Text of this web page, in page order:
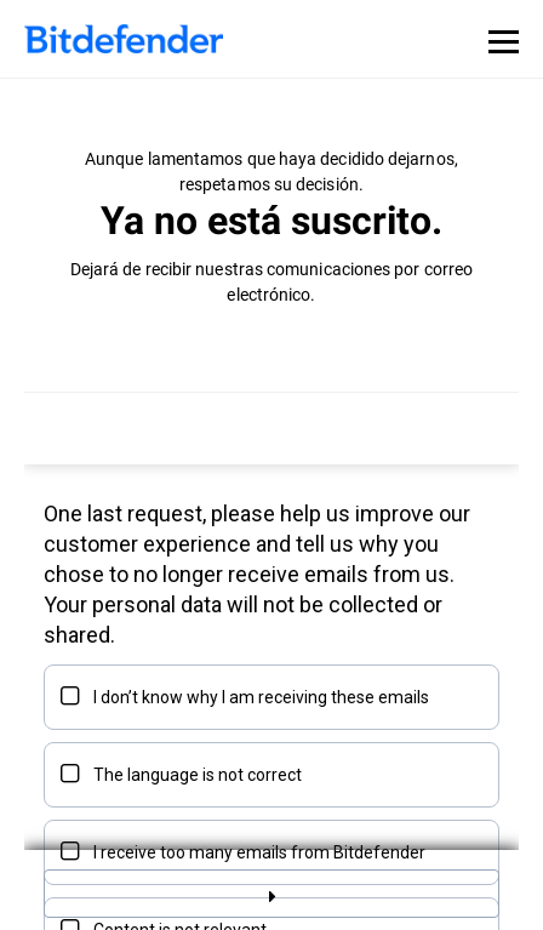
Aunque lamentamos que haya decidido dejarnos,
respetamos su decisión.
Ya no está suscrito.
Dejará de recibir nuestras comunicaciones por correo
electrónico.